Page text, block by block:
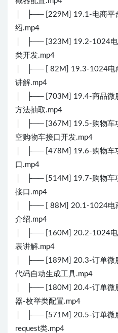
│ ├── [229M] 19.1-电商平
绍.mp4
│ ├── [323M] 19.2-1024电
类开发.mp4
│ ├── [ 82M] 19.3-1024电
讲解.mp4
│ ├── [703M] 19.4-商品微
方法抽取.mp4
│ ├── [367M] 19.5-购物车
空购物车接口开发.mp4
│ ├── [478M] 19.6-购物车
口.mp4
│ ├── [514M] 19.7-购物车
接口.mp4
│ ├── [ 88M] 20.1-1024电
介绍.mp4
│ ├── [160M] 20.2-1024电
表讲解.mp4
│ ├── [189M] 20.3-订单微
代码自动生成工具.mp4
│ ├── [180M] 20.4-订单微
器-枚举类配置.mp4
│ ├── [571M] 20.5-订单微
request类.mp4